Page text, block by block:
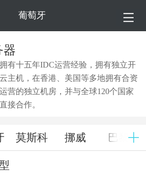
葡萄牙
器
有十五年IDC运营经验，拥有独立开
主机，在香港、美国等多地拥有合资
营的独立机房，并与全球120个国家
接合作。
莫斯科 挪威 巴黎